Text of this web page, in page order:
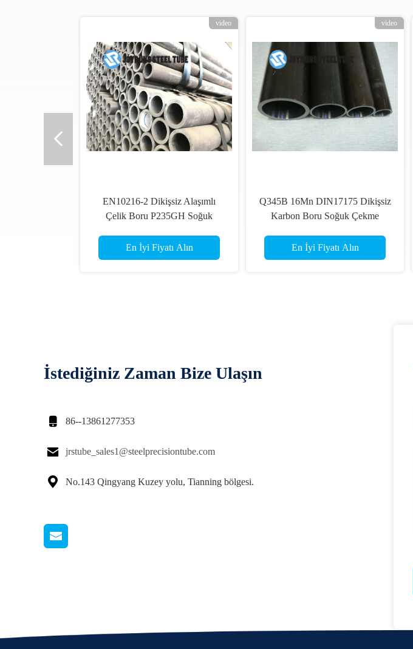
video
EN10216-2 Dikişsiz Alaşımlı
Çelik Boru P235GH Soğuk
En İyi Fiyatı Alın
video
Q345B 16Mn DIN17175 Dikişsiz
Karbon Boru Soğuk Çekme
En İyi Fiyatı Alın
İstediğiniz Zaman Bize Ulaşın
 86--13861277353
 jrstube_sales1@steelprecisiontube.com
 No.143 Qingyang Kuzey yolu, Tianning bölgesi.